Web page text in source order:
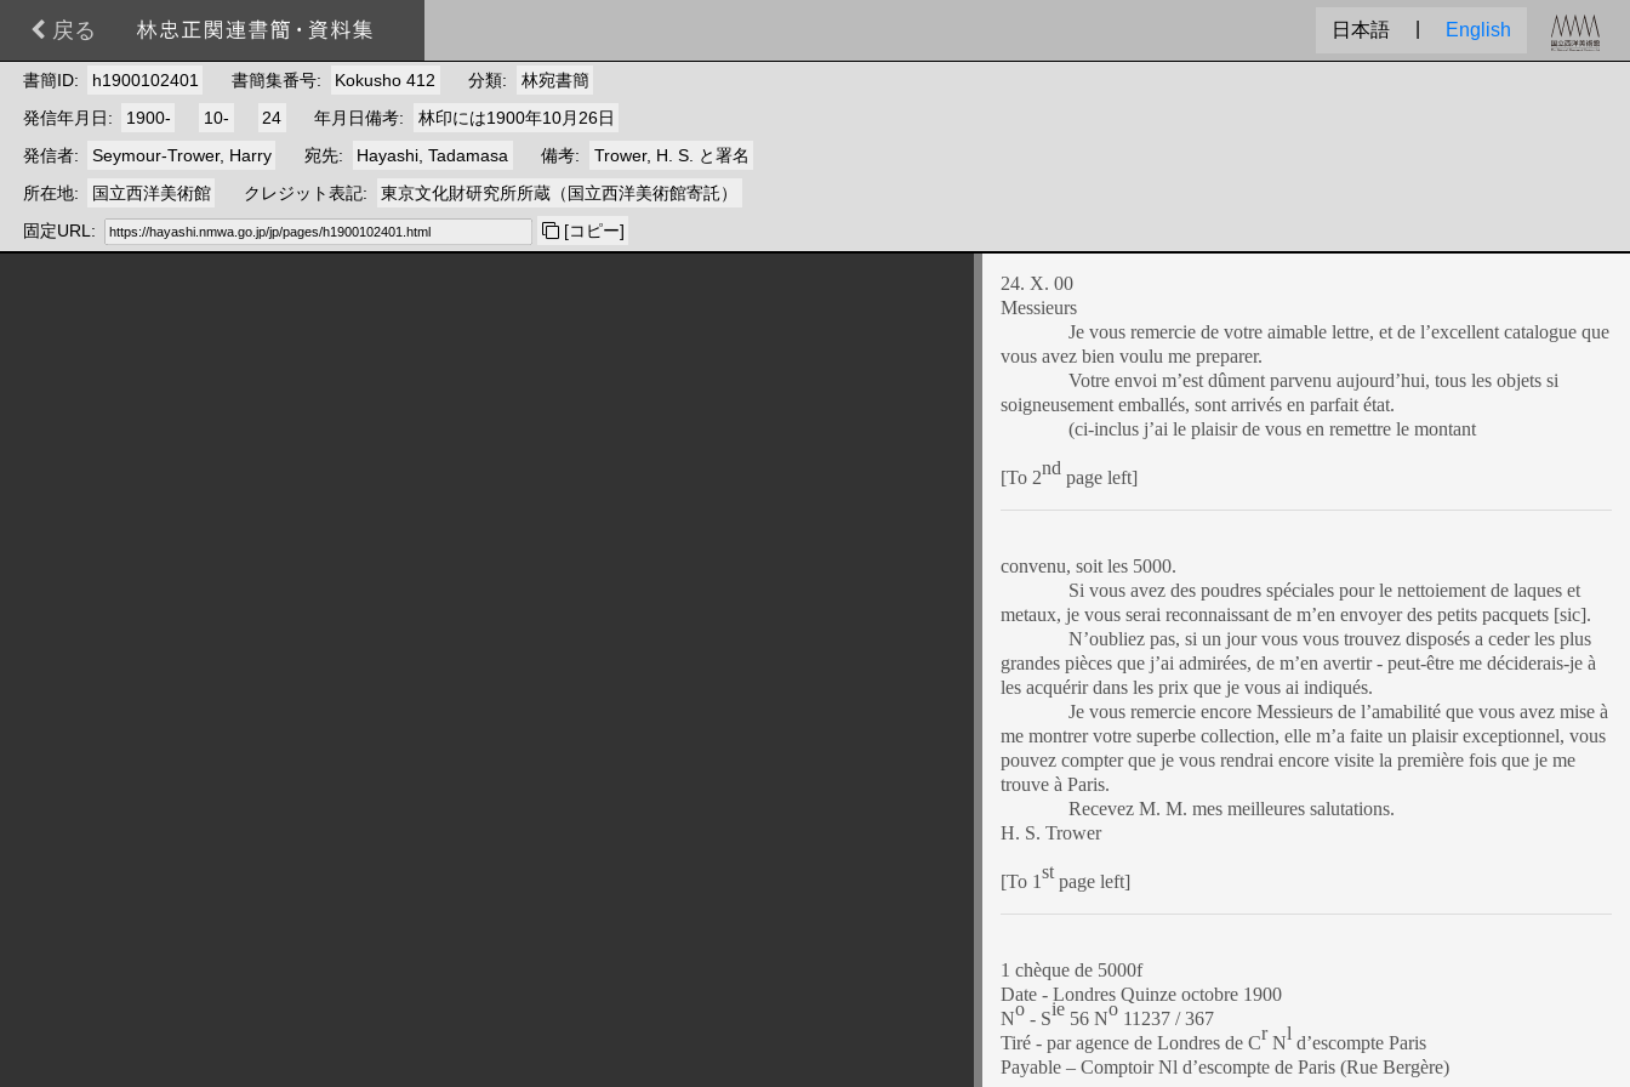
戻る 日本語 English
書簡ID h1900102401 書簡集番号 Kokusho 412 分類
林宛書簡
発信年月日
1900- 10- 24 年月日備考
林印には1900年10月26日
発信者
Seymour-Trower, Harry 宛先 Hayashi, Tadamasa 備考
Trower, H. S. と署名
所在地
国立西洋美術館 クレジット表記
東京文化財研究所所蔵（国立西洋美術館寄託）
固定URL
[コピー]
24. X. 00
Messieurs
Je vous remercie de votre aimable lettre, et de l’excellent catalogue que
vous avez bien voulu me preparer.
Votre envoi m’est dûment parvenu aujourd’hui, tous les objets si
soigneusement emballés, sont arrivés en parfait état.
(ci-inclus j’ai le plaisir de vous en remettre le montant
[To 2ndpage left]
convenu, soit les 5000.
Si vous avez des poudres spéciales pour le nettoiement de laques et
metaux, je vous serai reconnaissant de m’en envoyer des petits pacquets [sic].
N’oubliez pas, si un jour vous vous trouvez disposés a ceder les plus
grandes pièces que j’ai admirées, de m’en avertir - peut-être me déciderais-je à
les acquérir dans les prix que je vous ai indiqués.
Je vous remercie encore Messieurs de l’amabilité que vous avez mise à
me montrer votre superbe collection, elle m’a faite un plaisir exceptionnel, vous
pouvez compter que je vous rendrai encore visite la première fois que je me
trouve à Paris.
Recevez M. M. mes meilleures salutations.
H. S. Trower
[To 1stpage left]
1 chèque de 5000f
Date - Londres Quinze octobre 1900
No- Sie 56 No11237 / 367
Tiré - par agence de Londres de Cr Nl d’escompte Paris
Payable – Comptoir Nl d’escompte de Paris (Rue Bergère)